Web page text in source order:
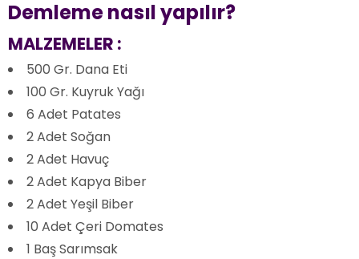
Demleme nasıl yapılır?
MALZEMELER :
500 Gr. Dana Eti
100 Gr. Kuyruk Yağı
6 Adet Patates
2 Adet Soğan
2 Adet Havuç
2 Adet Kapya Biber
2 Adet Yeşil Biber
10 Adet Çeri Domates
1 Baş Sarımsak